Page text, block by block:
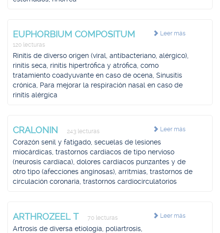
Leer más
EUPHORBIUM COMPOSITUM
120 lecturas
Rinitis de diverso origen (viral, antibacteriano, alérgico),
rinitis seca, rinitis hipertrófica y atrófica, como
tratamiento coadyuvante en caso de ocena, Sinusitis
crónica, Para mejorar la respiración nasal en caso de
rinitis alérgica
Leer más
CRALONIN 243 lecturas
Corazón senil y fatigado, secuelas de lesiones
miocárdicas, trastornos cardíacos de tipo nervioso
(neurosis cardíaca), dolores cardíacos punzantes y de
otro tipo (afecciones anginosas), arritmias, trastornos de
circulación coronaria, trastornos cardiocirculatorios
Leer más
ARTHROZEEL T 70 lecturas
Artrosis de diversa etiología, poliartrosis,